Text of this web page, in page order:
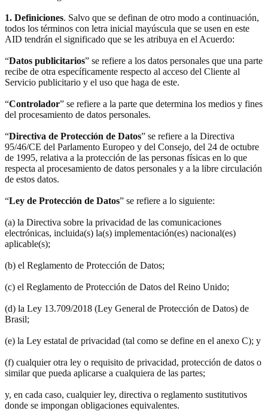
1. Definiciones. Salvo que se definan de otro modo a continuación,
todos los términos con letra inicial mayúscula que se usen en este
AID tendrán el significado que se les atribuya en el Acuerdo:
“Datos publicitarios” se refiere a los datos personales que una parte
recibe de otra específicamente respecto al acceso del Cliente al
Servicio publicitario y el uso que haga de este.
“Controlador” se refiere a la parte que determina los medios y fines
del procesamiento de datos personales.
“Directiva de Protección de Datos” se refiere a la Directiva
95/46/CE del Parlamento Europeo y del Consejo, del 24 de octubre
de 1995, relativa a la protección de las personas físicas en lo que
respecta al procesamiento de datos personales y a la libre circulación
de estos datos.
“Ley de Protección de Datos” se refiere a lo siguiente:
(a) la Directiva sobre la privacidad de las comunicaciones
electrónicas, incluida(s) la(s) implementación(es) nacional(es)
aplicable(s);
(b) el Reglamento de Protección de Datos;
(c) el Reglamento de Protección de Datos del Reino Unido;
(d) la Ley 13.709/2018 (Ley General de Protección de Datos) de
Brasil;
(e) la Ley estatal de privacidad (tal como se define en el anexo C); y
(f) cualquier otra ley o requisito de privacidad, protección de datos o
similar que pueda aplicarse a cualquiera de las partes;
y, en cada caso, cualquier ley, directiva o reglamento sustitutivos
donde se impongan obligaciones equivalentes.